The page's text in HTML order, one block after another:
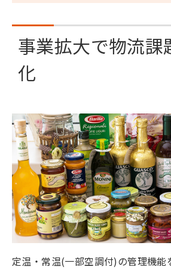
事業拡大で物流課
化
定温・常温(一部空調付)の管理機能